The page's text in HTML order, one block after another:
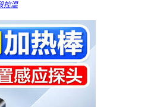
控温